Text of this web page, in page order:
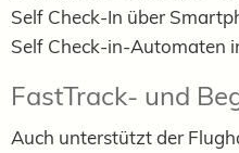
Self Check-In über
Self Check-in-Automaten
FastTrack- und
Auch unterstützt der